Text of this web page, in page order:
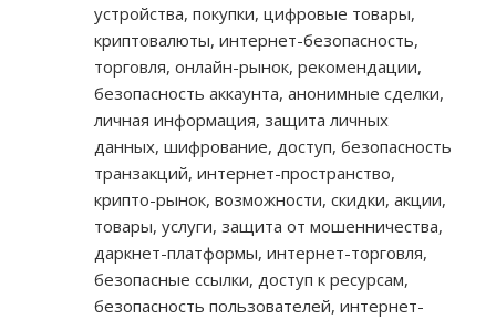
устройства, покупки, цифровые товары,
криптовалюты, интернет-безопасность,
торговля, онлайн-рынок, рекомендации,
безопасность аккаунта, анонимные сделки,
личная информация, защита личных
данных, шифрование, доступ, безопасность
транзакций, интернет-пространство,
крипто-рынок, возможности, скидки, акции,
товары, услуги, защита от мошенничества,
даркнет-платформы, интернет-торговля,
безопасные ссылки, доступ к ресурсам,
безопасность пользователей, интернет-